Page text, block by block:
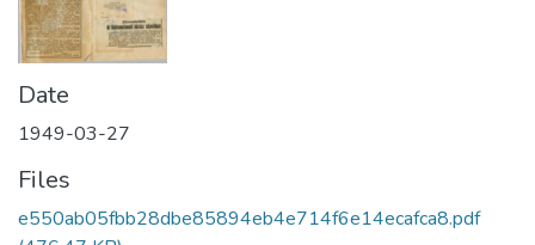
Date
1949-03-27
Files
e550ab05fbb28dbe85894eb4e714f6e14ecafca8.pdf